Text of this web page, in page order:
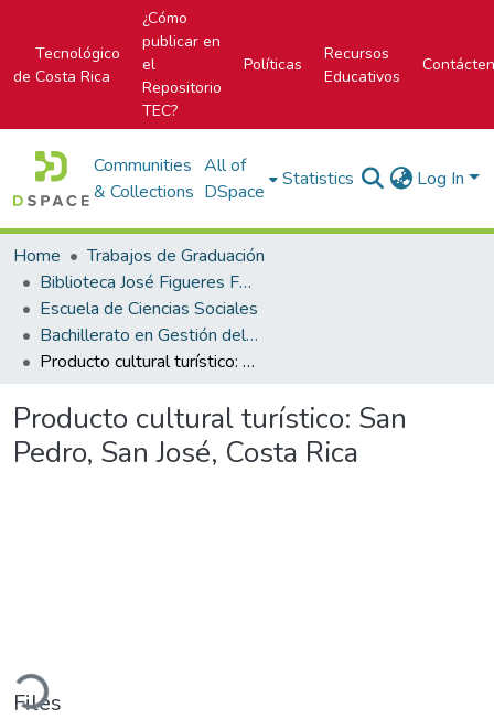
Tecnológico
de Costa Rica
¿Cómo
publicar en
el
Repositorio
TEC?
Políticas
Recursos
Educativos
Communities
& Collections
All of
DSpace
Statistics Log In
Home
Trabajos de Graduación
Biblioteca José Figueres Ferrer
Escuela de Ciencias Sociales
Bachillerato en Gestión del Turismo Sostenible
Producto cultural turístico: San Pedro, San José, Costa Rica
Producto cultural turístico: San
Pedro, San José, Costa Rica
Files